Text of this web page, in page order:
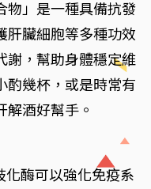
物」是一種具備抗發
肝臟細胞等多種功效
謝，幫助身體穩定維
酌幾杯，或是時常有
解酒好幫手。
化酶可以強化免疫系